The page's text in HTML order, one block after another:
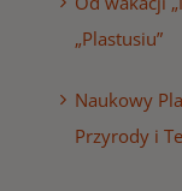
„Plastusiu”
Naukowy
Przyrody i